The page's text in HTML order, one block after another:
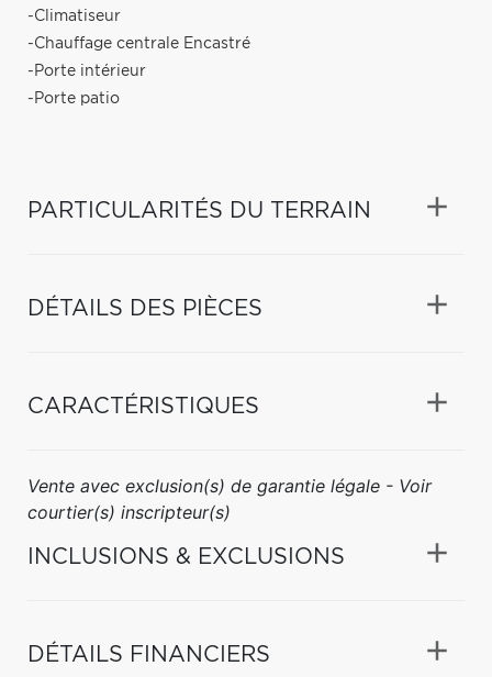
-Climatiseur
-Chauffage centrale Encastré
-Porte intérieur
-Porte patio
PARTICULARITÉS DU TERRAIN
DÉTAILS DES PIÈCES
CARACTÉRISTIQUES
Vente avec exclusion(s) de garantie légale - Voir
courtier(s) inscripteur(s)
INCLUSIONS & EXCLUSIONS
DÉTAILS FINANCIERS